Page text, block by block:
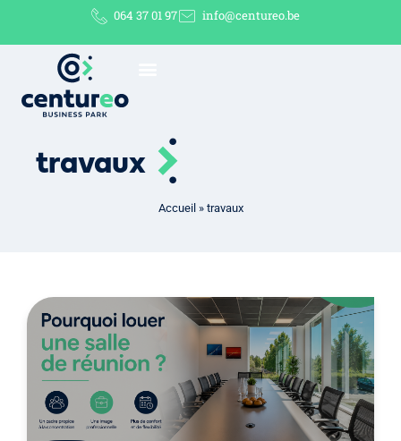
064 37 01 97 info@centureo.be
travaux
Accueil » travaux